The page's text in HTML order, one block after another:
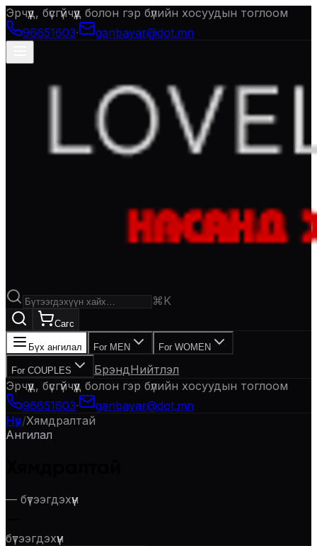
Эрчүүд, бүсгүйчүүд болон гэр бүлийн хосуудын тоглоом
96651603· ganbayar@dot.mn
⌘K
Сагс
Бүх ангилал For MEN For WOMEN
For COUPLES БрэндНийтлэл
Эрчүүд, бүсгүйчүүд болон гэр бүлийн хосуудын тоглоом
96651603·
ganbayar@dot.mn
Нүүр/Хямдралтай
Ангилал
— бүтээгдэхүүн
бүтээгдэхүүн